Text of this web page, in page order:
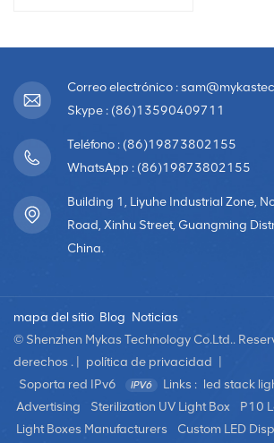
Correo electrónico :
Skype : (86)13590409711
Teléfono : (86)19873802155
WhatsApp : (86)19873802155
Building 1, Liyuhe Industrial Zone,
Road, Xinhu Street, Guangming
China.
mapa del sitio Blog Noticias
© Shenzhen Mykas Technology Co.Ltd..
derechos . |
política de privacidad
Soporta red IPv6
Links : led stack
Advertising
Sterilization UV Light Box P10
Light Boxes Manufacturers
Custom LED